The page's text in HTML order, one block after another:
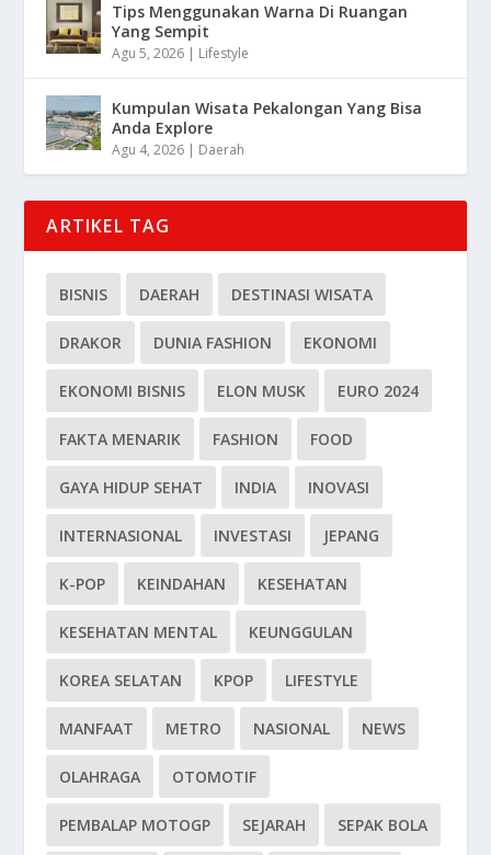
Tips Menggunakan Warna Di Ruangan
Yang Sempit
Agu 5, 2026 | Lifestyle
Kumpulan Wisata Pekalongan Yang Bisa
Anda Explore
Agu 4, 2026 | Daerah
ARTIKEL TAG
BISNIS DAERAH DESTINASI WISATA
DRAKOR DUNIA FASHION EKONOMI
EKONOMI BISNIS ELON MUSK EURO 2024
FAKTA MENARIK FASHION FOOD
GAYA HIDUP SEHAT INDIA INOVASI
INTERNASIONAL INVESTASI JEPANG
K-POP KEINDAHAN KESEHATAN
KESEHATAN MENTAL KEUNGGULAN
KOREA SELATAN KPOP LIFESTYLE
MANFAAT METRO NASIONAL NEWS
OLAHRAGA OTOMOTIF
PEMBALAP MOTOGP SEJARAH SEPAK BOLA